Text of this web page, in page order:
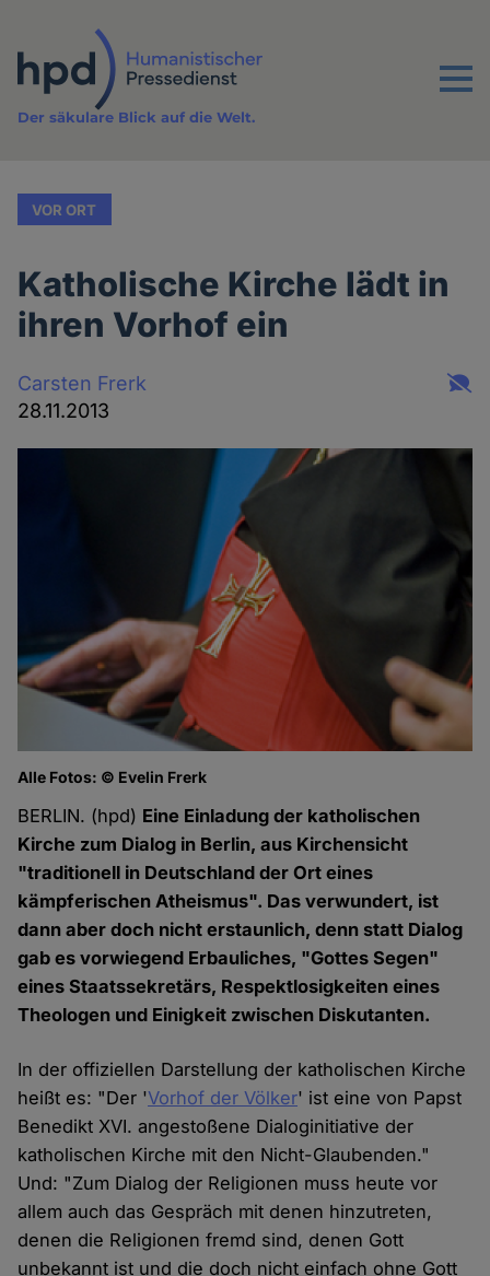
Inhalt
Menu
Der säkulare Blick auf die Welt.
VOR ORT
Katholische Kirche lädt in
ihren Vorhof ein
Carsten Frerk
28.11.2013
Alle Fotos: © Evelin Frerk
BERLIN. (hpd) Eine Einladung der katholischen
Kirche zum Dialog in Berlin, aus Kirchensicht
"traditionell in Deutschland der Ort eines
kämpferischen Atheismus". Das verwundert, ist
dann aber doch nicht erstaunlich, denn statt Dialog
gab es vorwiegend Erbauliches, "Gottes Segen"
eines Staatssekretärs, Respektlosigkeiten eines
Theologen und Einigkeit zwischen Diskutanten.
In der offiziellen Darstellung der katholischen Kirche
heißt es: "Der 'Vorhof der Völker' ist eine von Papst
Benedikt XVI. angestoßene Dialoginitiative der
katholischen Kirche mit den Nicht-Glaubenden."
Und: "Zum Dialog der Religionen muss heute vor
allem auch das Gespräch mit denen hinzutreten,
denen die Religionen fremd sind, denen Gott
unbekannt ist und die doch nicht einfach ohne Gott